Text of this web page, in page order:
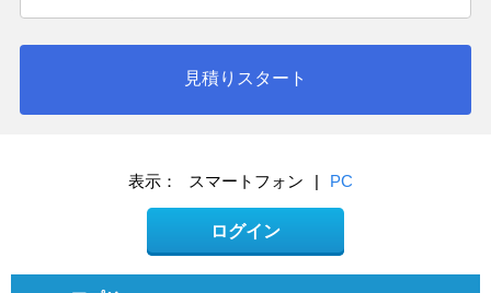
見積りスタート
表示： スマートフォン | PC
ログイン